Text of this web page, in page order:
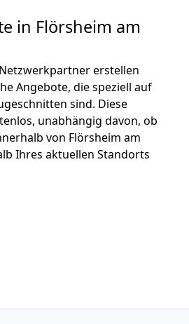
in Flörsheim am
erstellen
Angebote, die speziell auf
sind. Diese
unabhängig davon, ob
von Flörsheim am
Ihres aktuellen Standorts